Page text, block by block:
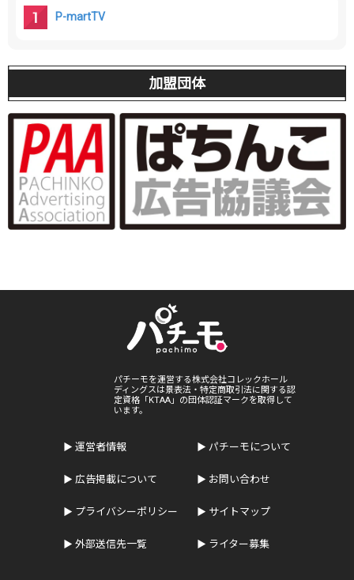
P-martTV
加盟団体
パチーモを運営する株式会社コレックホール
ディングスは景表法・特定商取引法に関する認
定資格「KTAA」の団体認証マークを取得して
います。
運営者情報 パチーモについて
広告掲載について お問い合わせ
プライバシーポリシー サイトマップ
外部送信先一覧 ライター募集